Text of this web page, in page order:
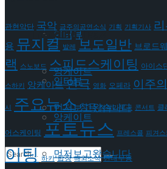
인터뷰
앙케이트
먼저보고왔습니다
Trending Tags
인터뷰
앙케이트
먼저보고왔습니다
관현악단 국악 금주의공연소식 기획 기획기사
용 뮤지컬 발레 보도일반 브로드
랙 스노보드 스피드스케이팅 아이스
스하키 앙케이트연극 영화 오페라 이주
시 주요뉴스 창극 창작가무극 콘서트 클
어스케이팅 포토뉴스 프레스콜 피겨
이팅 하키 합창 해외소식 현대무용